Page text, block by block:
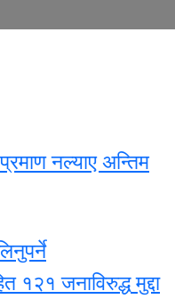
नल्याए अन्तिम
१२१ जनाविरुद्ध मुद्दा